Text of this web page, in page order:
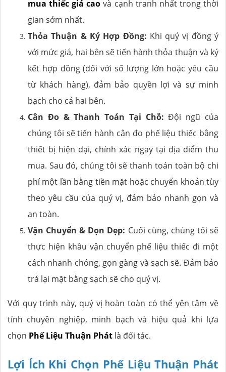
mua thiếc giá cao và cạnh tranh nhất trong thời
gian sớm nhất.
Thỏa Thuận & Ký Hợp Đồng: Khi quý vị đồng ý
với mức giá, hai bên sẽ tiến hành thỏa thuận và ký
kết hợp đồng (đối với số lượng lớn hoặc yêu cầu
từ khách hàng), đảm bảo quyền lợi và sự minh
bạch cho cả hai bên.
Cân Đo & Thanh Toán Tại Chỗ: Đội ngũ của
chúng tôi sẽ tiến hành cân đo phế liệu thiếc bằng
thiết bị hiện đại, chính xác ngay tại địa điểm thu
mua. Sau đó, chúng tôi sẽ thanh toán toàn bộ chi
phí một lần bằng tiền mặt hoặc chuyển khoản tùy
theo yêu cầu của quý vị, đảm bảo nhanh gọn và
an toàn.
Vận Chuyển & Dọn Dẹp: Cuối cùng, chúng tôi sẽ
thực hiện khâu vận chuyển phế liệu thiếc đi một
cách nhanh chóng, gọn gàng và sạch sẽ. Đảm bảo
trả lại mặt bằng sạch sẽ cho quý vị.
Với quy trình này, quý vị hoàn toàn có thể yên tâm về
tính chuyên nghiệp, minh bạch và hiệu quả khi lựa
chọn Phế Liệu Thuận Phát là đối tác.
Lợi Ích Khi Chọn Phế Liệu Thuận Phát